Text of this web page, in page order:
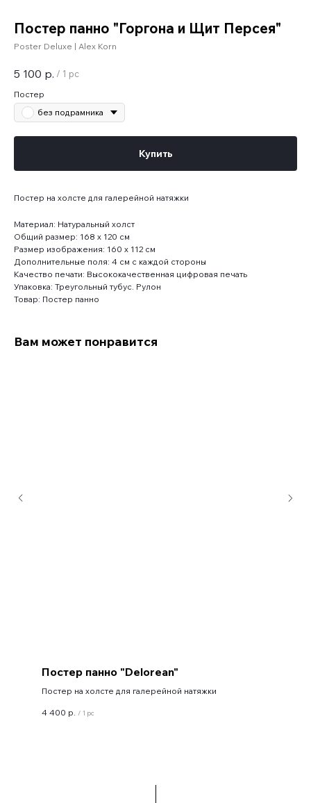
Постер панно "Горгона и Щит Персея"
Poster Deluxe | Alex Korn
5 100 р. / 1 pc
Постер
без подрамника
Купить
Постер на холсте для галерейной натяжки
Материал: Натуральный холст
Общий размер: 168 x 120 см
Размер изображения: 160 x 112 см
Дополнительные поля: 4 см с каждой стороны
Качество печати: Высококачественная цифровая печать
Упаковка: Треугольный тубус. Рулон
Товар: Постер панно
Вам может понравится
Постер панно "Delorean"
Постер на холсте для галерейной натяжки
4 400 р. / 1 pc